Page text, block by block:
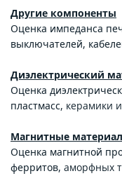
Другие компоненты
Оценка импеданса
выключателей,
Диэлектрический
Оценка
пластмасс, керамики
Магнитные
Оценка магнитной
ферритов, аморфных